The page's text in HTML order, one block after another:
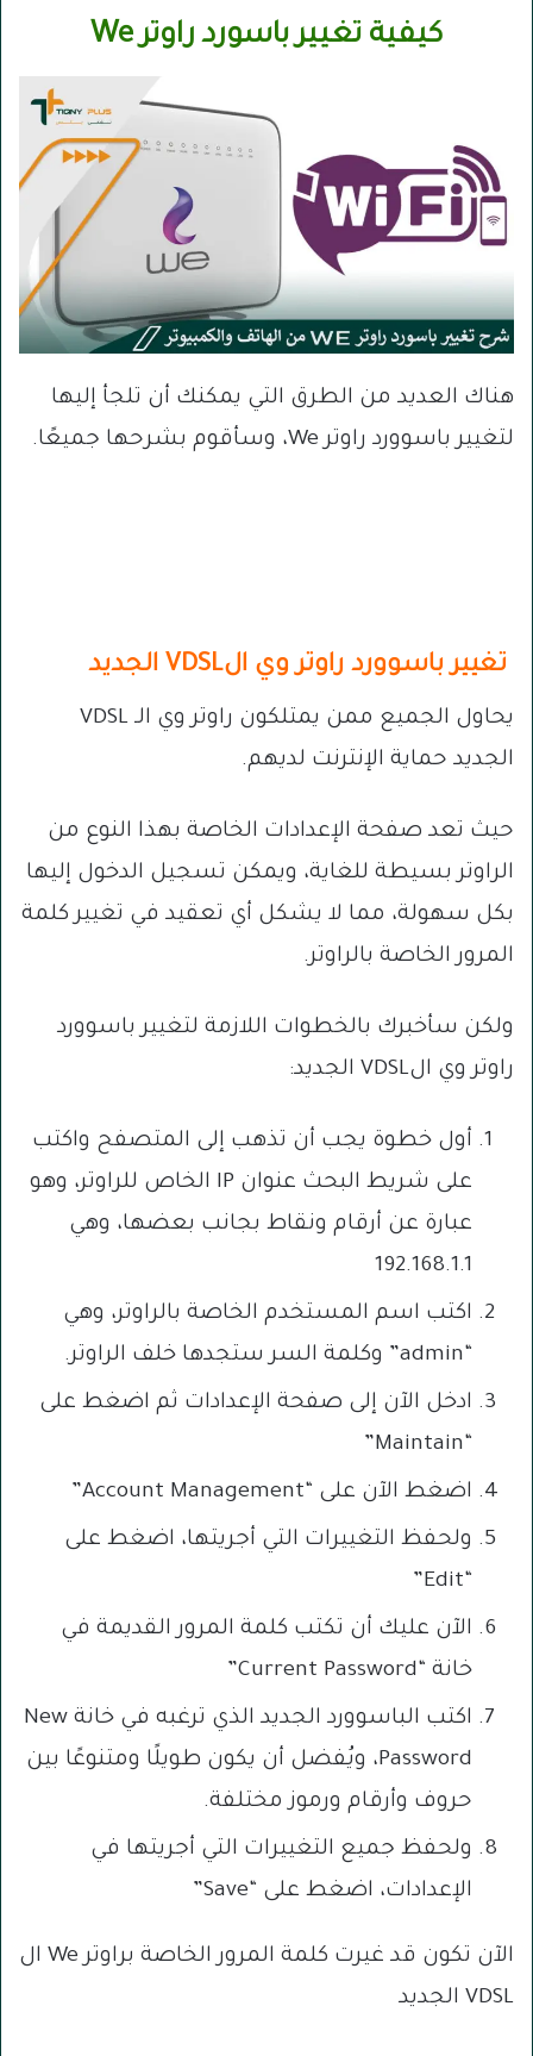
كيفية تغيير باسورد راوتر We
هناك العديد من الطرق التي يمكنك أن تلجأ إليها
لتغيير باسوورد راوتر We، وسأقوم بشرحها جميعًا.
تغيير باسوورد راوتر وي الVDSL الجديد
يحاول الجميع ممن يمتلكون راوتر وي الـ VDSL
الجديد حماية الإنترنت لديهم.
حيث تعد صفحة الإعدادات الخاصة بهذا النوع من
الراوتر بسيطة للغاية، ويمكن تسجيل الدخول إليها
بكل سهولة، مما لا يشكل أي تعقيد في تغيير كلمة
المرور الخاصة بالراوتر.
ولكن سأخبرك بالخطوات اللازمة لتغيير باسوورد
راوتر وي الVDSL الجديد:
أول خطوة يجب أن تذهب إلى المتصفح واكتب
على شريط البحث عنوان IP الخاص للراوتر، وهو
عبارة عن أرقام ونقاط بجانب بعضها، وهي
192.168.1.1
اكتب اسم المستخدم الخاصة بالراوتر، وهي
“admin” وكلمة السر ستجدها خلف الراوتر.
ادخل الآن إلى صفحة الإعدادات ثم اضغط على
“Maintain”
اضغط الآن على “Account Management”
ولحفظ التغييرات التي أجريتها، اضغط على
“Edit”
الآن عليك أن تكتب كلمة المرور القديمة في
خانة “Current Password”
اكتب الباسوورد الجديد الذي ترغبه في خانة New
Password، ويُفضل أن يكون طويلًا ومتنوعًا بين
حروف وأرقام ورموز مختلفة.
ولحفظ جميع التغييرات التي أجريتها في
الإعدادات، اضغط على “Save”
الآن تكون قد غيرت كلمة المرور الخاصة براوتر We ال
VDSL الجديد